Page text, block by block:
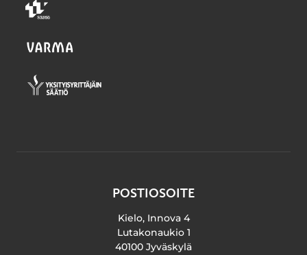
POSTIOSOITE
Kielo, Innova 4
Lutakonaukio 1
40100 Jyväskylä